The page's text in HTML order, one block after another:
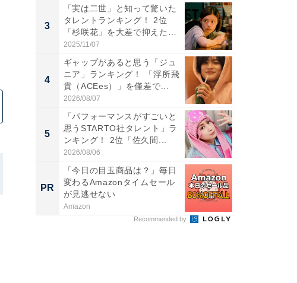
3
「実は二世」と知って驚いた
タレントランキング！ 2位
「杉咲花」を大差で抑えた1
位...
2025/11/07
4
ギャップがあると思う「ジュ
ニア」ランキング！ 「浮所飛
貴（ACEes）」を僅差で...
2026/08/07
5
「パフォーマンスがすごいと
思うSTARTO社タレント」ラ
ンキング！ 2位「佐久間...
2026/08/06
PR
「今日の目玉商品は？」毎日
変わるAmazonタイムセール
が見逃せない
Amazon
Recommended by